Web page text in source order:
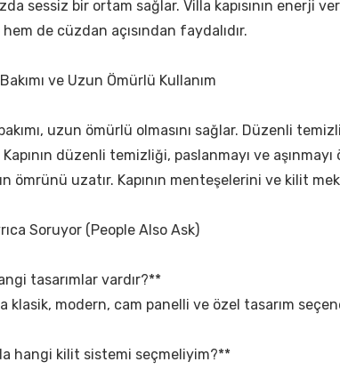
sessiz bir ortam sağlar. Villa kapısının enerji
de cüzdan açısından faydalıdır.
ve Uzun Ömürlü Kullanım
bakımı, uzun ömürlü olmasını sağlar. Düzenli
düzenli temizliği, paslanmayı ve
ömrünü uzatır. Kapının menteşelerini ve kilit
Soruyor (People Also Ask)
tasarımlar vardır?**
klasik, modern, cam panelli ve özel tasarım
hangi kilit sistemi seçmeliyim?**